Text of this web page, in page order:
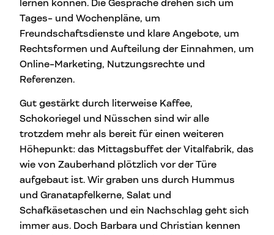
lernen können. Die Gespräche drehen sich um
Tages- und Wochenpläne, um
Freundschaftsdienste und klare Angebote, um
Rechtsformen und Aufteilung der Einnahmen, um
Online-Marketing, Nutzungsrechte und
Referenzen.
Gut gestärkt durch literweise Kaffee,
Schokoriegel und Nüsschen sind wir alle
trotzdem mehr als bereit für einen weiteren
Höhepunkt: das Mittagsbuffet der Vitalfabrik, das
wie von Zauberhand plötzlich vor der Türe
aufgebaut ist. Wir graben uns durch Hummus
und Granatapfelkerne, Salat und
Schafkäsetaschen und ein Nachschlag geht sich
immer aus. Doch Barbara und Christian kennen